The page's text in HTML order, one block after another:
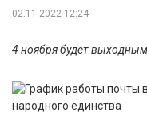
02.11.2022 12:24
4 ноября будет выходным